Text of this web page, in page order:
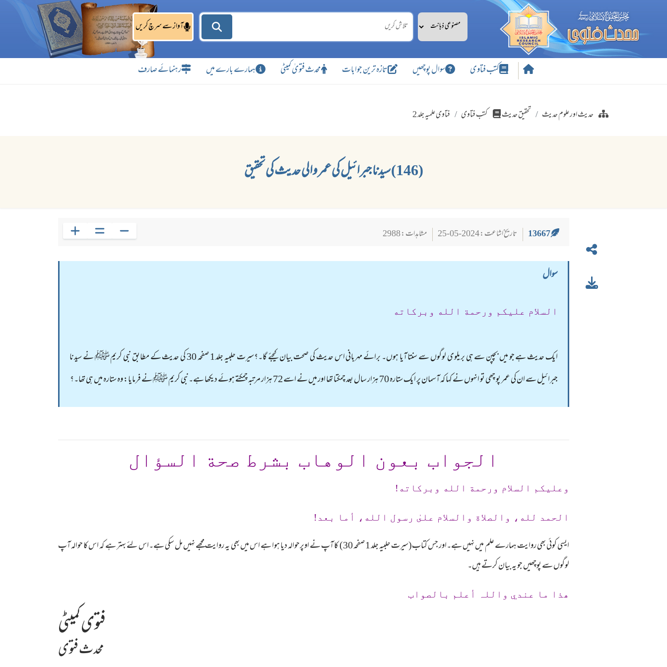
آواز سے سرچ کریں
کتب فتاوی سوال پوچھیں تازہ ترین جوابات محدث فتویٰ کمیٹی ہمارے بارے میں رہنمائے صارف
حدیث اور علوم حدیث تحقیق حدیث کتب فتاوی فتاوی علمیہ جلد 2
(146) سیدنا جبرائیل کی عمر والی حدیث کی تحقیق
13667 تاریخ اشاعت : 2024-05-25 مشاہدات : 2988
سوال
السلام عليكم ورحمة الله وبركاته
ایک حدیث ہے جو میں بچپن سے ہی بریلوی لوگوں سے سنتا آیا ہوں۔ برائے مہربانی اس حدیث کی صحت بیان کیجئے گا۔؟سیرت حلبیہ جلد 1 صفحہ 30 کی حدیث کے مطابق نبی کریم ﷺ نے سیدنا
جبرائیل سے ان کی عمر پو چھی تو انہوں نے کہا کہ آسمان پر ایک ستارہ 70 ہزار سال بعد چمکتا تھا اور میں نے اسے 72 ہزار مرتبہ چمکتے ہوئے دیکھا ہے۔نبی کریم ﷺ نے فرمایا: وہ ستارہ میں ہی تھا۔؟
الجواب بعون الوهاب بشرط صحة السؤال
وعلیکم السلام ورحمة الله وبرکاته!
الحمد لله، والصلاة والسلام علىٰ رسول الله، أما بعد!
ایسی کوئی بھی روایت ہمارے علم میں نہیں ہے۔اور جس کتاب(سیرت حلبیہ جلد 1 صفحہ 30) کا آپ نے اوپرحوالہ دیا ہوا ہے اس میں بھی یہ روایت مجھے نہیں مل سکی ہے۔اس لئے بہتر ہے کہ اس کا حوالہ آپ
لوگوں سے پوچھیں جو یہ بیان کرتے ہیں۔
ھذا ما عندي واللہ أعلم بالصواب
فتوی کمیٹی
محدث فتوی